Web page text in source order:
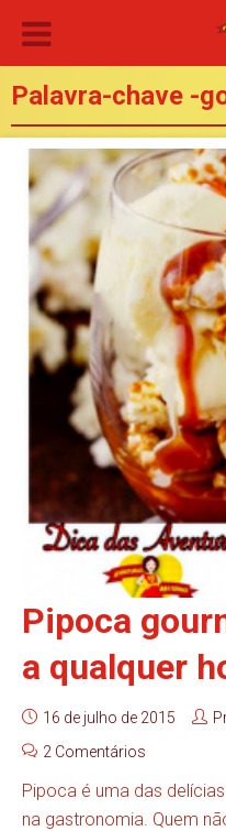
Palavra-chave -
Pipoca
a qualquer
16 de julho de 2015
2 Comentários
Pipoca é uma das
na gastronomia. Quem